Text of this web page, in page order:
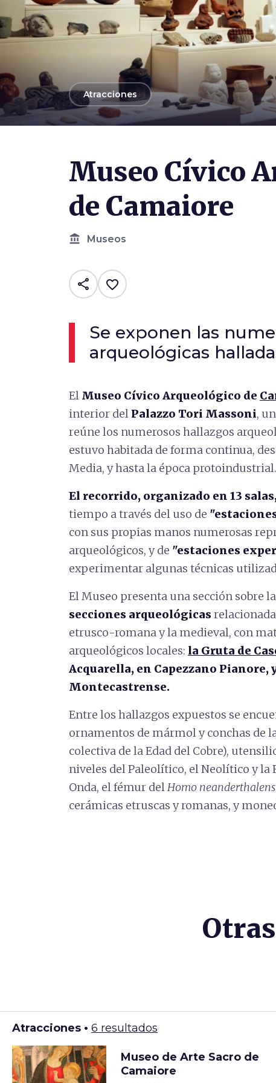
arrow_backAtracciones
Museo Cívico
de Camaiore
account_balance Museos
share favorite_border
Se exponen las
arqueológicas
El Museo Cívico Arqueológico de
interior del Palazzo Tori Massoni,
reúne los numerosos hallazgos
estuvo habitada de forma continua,
Media, y hasta la época protoindustrial.
El recorrido, organizado en 13
tiempo a través del uso de
con sus propias manos numerosas
arqueológicos, y de "estaciones
experimentar algunas técnicas
El Museo presenta una sección sobre la
secciones arqueológicas
etrusco-romana y la medieval, con
arqueológicos locales: la Gruta de
Acquarella, en Capezzano
Montecastrense.
Entre los hallazgos expuestos se
ornamentos de mármol y conchas de
colectiva de la Edad del Cobre),
niveles del Paleolítico, el Neolítico y la
Onda, el fémur delHomo
cerámicas etruscas y romanas, y
Atracciones • 6 resultados
Museo de Arte Sacro de
Camaiore